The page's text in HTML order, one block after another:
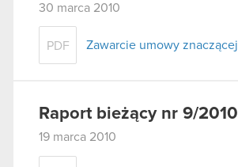
30 marca 2010
PDF Zawarcie umowy znaczącej
Raport bieżący nr 9/2010
19 marca 2010